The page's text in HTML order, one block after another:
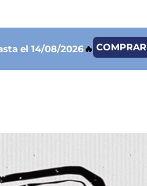
el 14/08/2026🔥 COMPRAR